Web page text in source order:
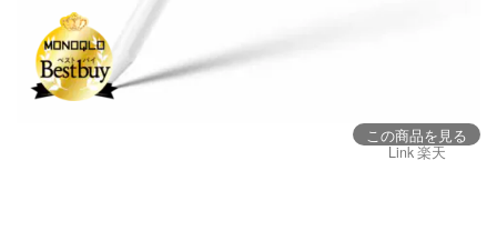
この商品を見る
Link 楽天